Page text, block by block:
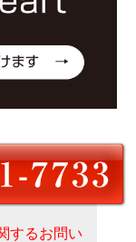
するお問い